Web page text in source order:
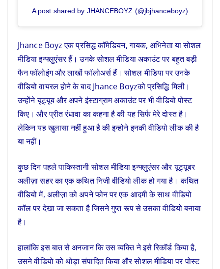
A post shared by JHANCEBOYZ (@jbjhanceboyz)
Jhance Boyz एक प्रसिद्ध कॉमेडियन, गायक, अभिनेता या सोशल
मीडिया इन्फ्लुएंसर हैं। उनके सोशल मीडिया अकाउंट पर बहुत बड़ी
फैन फॉलोइंग और लाखों फॉलोअर्स हैं। सोशल मीडिया पर उनके
वीडियो वायरल होने के बाद Jhance Boyzको प्रसिद्धि मिली।
उन्होंने यूट्यूब और अपने इंस्टाग्राम अकाउंट पर भी वीडियो पोस्ट
किए। और प्रीत रंधावा का कहना है की यह सिर्फ मेरे दोस्त है।
लेकिन यह खुलासा नहीं हुआ है की इन्होने इनकी वीडियो लीक की है
या नहीं।
कुछ दिन पहले पाकिस्तानी सोशल मीडिया इन्फ्लुएंसर और यूट्यूबर
अलीज़ा सहर का एक कथित निजी वीडियो लीक हो गया है। कथित
वीडियो में, अलीज़ा को अपने फोन पर एक आदमी के साथ वीडियो
कॉल पर देखा जा सकता है जिसने गुप्त रूप से उसका वीडियो बनाया
है।
हालांकि इस बात से अनजान कि उस व्यक्ति ने इसे रिकॉर्ड किया है,
उसने वीडियो को थोड़ा संपादित किया और सोशल मीडिया पर पोस्ट